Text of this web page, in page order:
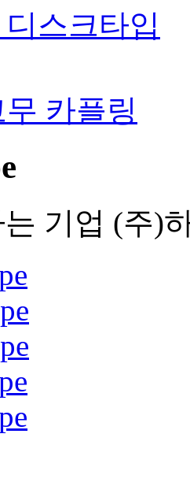
스크타입
카플링
기업 (주)